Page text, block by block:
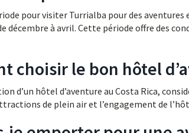
pour visiter Turrialba pour des aventures
décembre à avril. Cette période offre des
choisir le bon hôtel
d’un hôtel d’aventure au Costa Rica,
de plein air et l’engagement de